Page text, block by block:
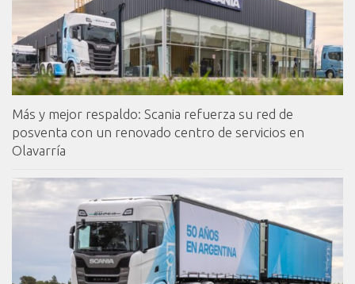
Más y mejor respaldo: Scania refuerza su red de
posventa con un renovado centro de servicios en
Olavarría